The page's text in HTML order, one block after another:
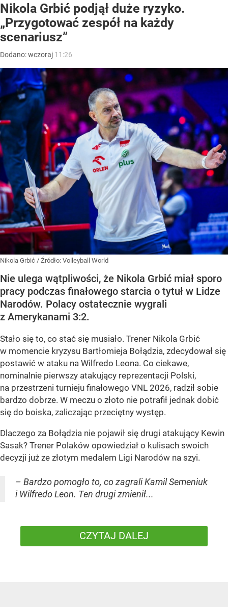
Nikola Grbić podjął duże ryzyko.
„Przygotować zespół na każdy
scenariusz”
Dodano:wczoraj 11:26
Nikola Grbić / Źródło: Volleyball World
Nie ulega wątpliwości, że Nikola Grbić miał sporo
pracy podczas finałowego starcia o tytuł w Lidze
Narodów. Polacy ostatecznie wygrali
z Amerykanami 3:2.
Stało się to, co stać się musiało. Trener Nikola Grbić
w momencie kryzysu Bartłomieja Bołądzia, zdecydował się
postawić w ataku na Wilfredo Leona. Co ciekawe,
nominalnie pierwszy atakujący reprezentacji Polski,
na przestrzeni turnieju finałowego VNL 2026, radził sobie
bardzo dobrze. W meczu o złoto nie potrafił jednak dobić
się do boiska, zaliczając przeciętny występ.
Dlaczego za Bołądzia nie pojawił się drugi atakujący Kewin
Sasak? Trener Polaków opowiedział o kulisach swoich
decyzji już ze złotym medalem Ligi Narodów na szyi.
– Bardzo pomogło to, co zagrali Kamil Semeniuk
i Wilfredo Leon. Ten drugi zmienił...
CZYTAJ DALEJ